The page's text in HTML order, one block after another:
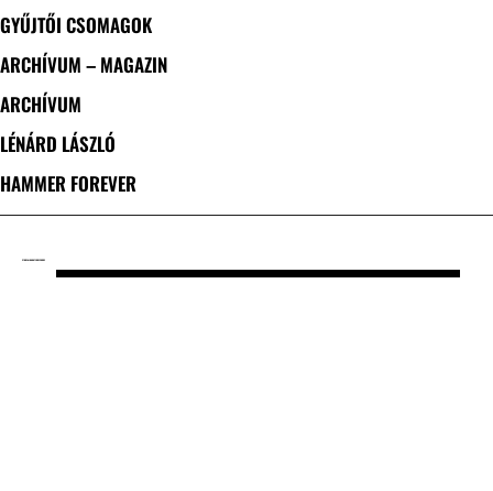
GYŰJTŐI CSOMAGOK
ARCHÍVUM – MAGAZIN
ARCHÍVUM
LÉNÁRD LÁSZLÓ
HAMMER FOREVER